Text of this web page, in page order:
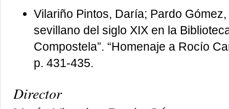
Vilariño Pintos, Daría; Pardo
sevillano del siglo XIX en la
Compostela”. “Homenaje a Rocío
p. 431-435.
Director